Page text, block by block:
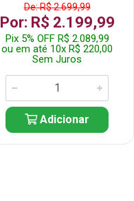
De: R$ 2.699,99
Por: R$ 2.199,99
Pix 5% OFF R$ 2.089,99
ou em até 10x R$ 220,00
Sem Juros
Adicionar